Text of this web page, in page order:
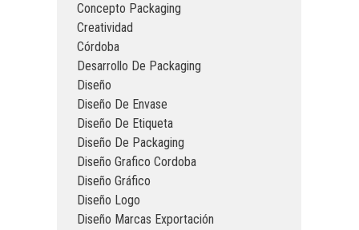
Concepto Packaging
Creatividad
Córdoba
Desarrollo De Packaging
Diseño
Diseño De Envase
Diseño De Etiqueta
Diseño De Packaging
Diseño Grafico Cordoba
Diseño Gráfico
Diseño Logo
Diseño Marcas Exportación